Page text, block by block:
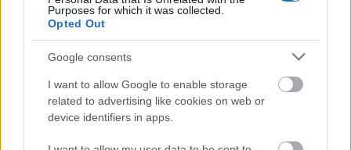
Purposes for which it was collected.
Opted Out
Google consents
I want to allow Google to enable storage
related to advertising like cookies on web or
device identifiers in apps.
(testszínházat) .
Gödöllei Anna
GNM Színitanoda - Fizikai színház: